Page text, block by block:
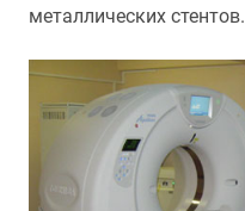
металлических стентов.